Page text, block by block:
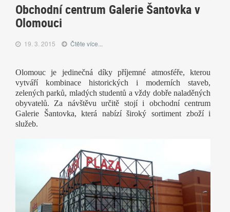
Obchodní centrum Galerie Šantovka v
Olomouci
19. 3. 2015 Čtěte více...
Olomouc je jedinečná díky příjemné atmosféře, kterou
vytváří kombinace historických i moderních staveb,
zelených parků, mladých studentů a vždy dobře naladěných
obyvatelů. Za návštěvu určitě stojí i obchodní centrum
Galerie Šantovka, která nabízí široký sortiment zboží i
služeb.